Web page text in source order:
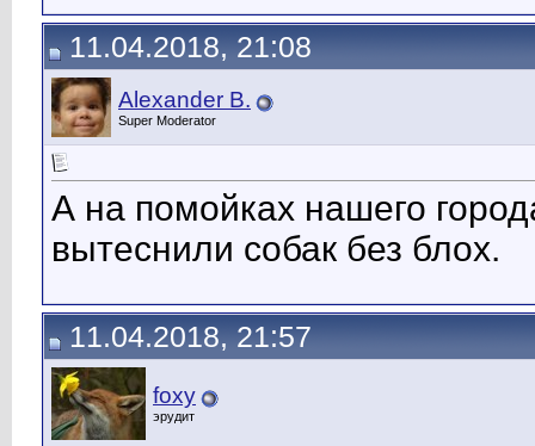
11.04.2018, 21:08
Alexander B.
Super Moderator
А на помойках нашего
вытеснили собак без блох.
11.04.2018, 21:57
foxy
эрудит